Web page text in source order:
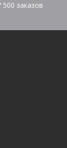
500 заказов